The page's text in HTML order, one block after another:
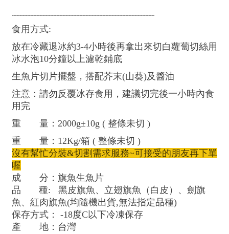
---------------------------------------------------------------------------------------------
食用方式:
放在冷藏退冰約3-4小時後再拿出來切白蘿蔔切絲用
冰水泡10分鐘以上濾乾鋪底
生魚片切片擺盤，搭配芥末(山葵)及醬油
注意：請勿反覆冰存食用，建議切完後一小時內食
用完
重 量：2000g±10g ( 整條未切 )
重 量：12Kg/箱 ( 整條未切 )
沒有幫忙分裝&切割需求服務~可接受的朋友再下單
喔
成 分：旗魚生魚片
品 種: 黑皮旗魚、立翅旗魚（白皮）、劍旗
魚、紅肉旗魚(均隨機出貨,無法指定品種)
保存方式： -18度C以下冷凍保存
產 地：台灣